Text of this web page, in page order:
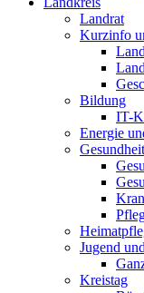
Landrat
Kurzinfo
Bildung
IT-
Energie
Jugend
Kreistag